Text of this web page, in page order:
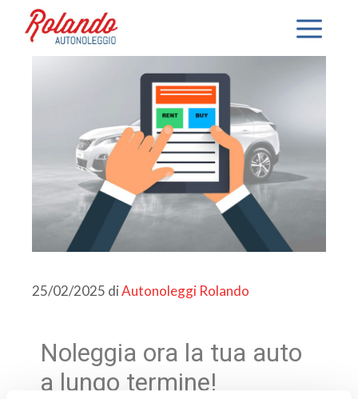
25/02/2025 diAutonoleggi Rolando
Noleggia ora la tua auto
a lungo termine!